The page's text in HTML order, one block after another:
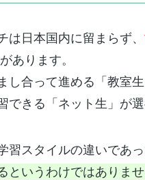
は日本国内に留まらず、
があります。
し合って進める「教室
できる「ネット生」が選
習スタイルの違いであっ
というわけではありませ